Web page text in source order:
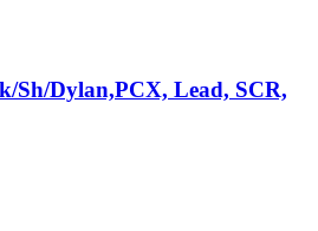
Sh/Dylan,PCX, Lead, SCR,